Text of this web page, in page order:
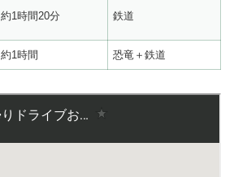
約1時間20分 鉄道
約1時間 恐竜＋鉄道